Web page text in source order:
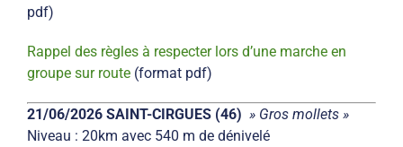
pdf)
Rappel des règles à respecter lors d’une marche en
groupe sur route (format pdf)
21/06/2026 SAINT-CIRGUES (46) » Gros mollets »
Niveau : 20km avec 540 m de dénivelé